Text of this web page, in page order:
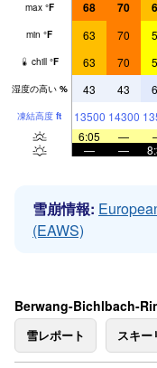
max °F 68 70
min °F 63 70
chill °F 63 70
湿度の高い % 43 43
凍結高度 ft 13500 14300
6:05
—
—
—
雪崩情報:
(EAWS)
Berwang-Bichlbach-
雪レポート スキー